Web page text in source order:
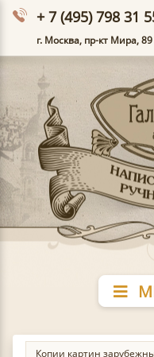
+ 7 (495) 798 31
г. Москва, пр-кт Мира, 89